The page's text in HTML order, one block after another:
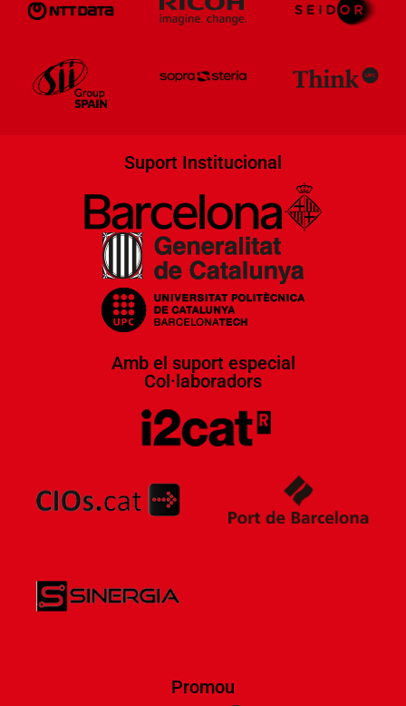
Suport Institucional
Amb el suport especial
Col·laboradors​
Promou